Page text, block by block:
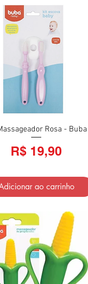
Visualização rápidaRosa - Buba
Preço
R$ 19,90
ao carrinho